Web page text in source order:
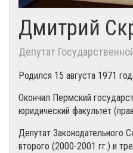
Дмитрий
Депутат
Родился 15 августа 1971
Окончил Пермский
юридический факультет
Депутат Законодательного
второго (2000-2001 гг.) и